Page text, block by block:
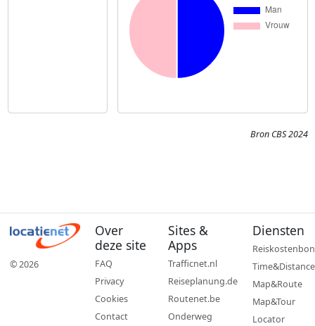
Bron CBS 2024
© 2026
Over
deze site
FAQ
Privacy
Cookies
Contact
Sites &
Apps
Trafficnet.nl
Reiseplanung.de
Routenet.be
Onderweg
Diensten
Reiskostenbon
Time&Distance
Map&Route
Map&Tour
Locator